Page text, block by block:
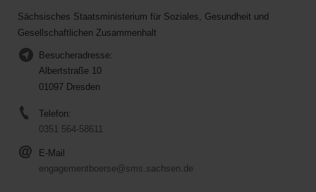
Sächsisches Staatsministerium für Soziales, Gesundheit und
Gesellschaftlichen Zusammenhalt
Besucheradresse:
Albertstraße 10
01097 Dresden
Telefon:
0351 564-58611
E-Mail
engagementboerse@sms.sachsen.de